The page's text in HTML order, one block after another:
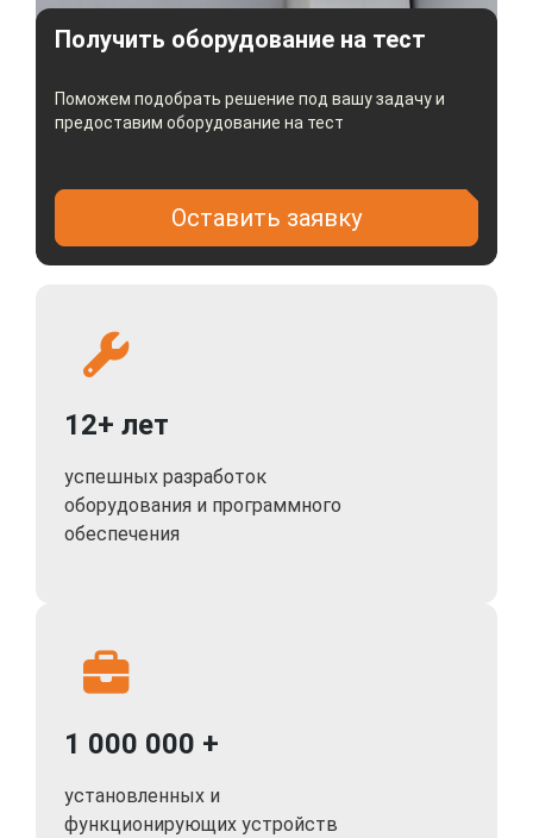
Получить оборудование на тест
Поможем подобрать решение под вашу задачу и
предоставим оборудование на тест
Оставить заявку
12+ лет
успешных разработок
оборудования и программного
обеспечения
1 000 000 +
установленных и
функционирующих устройств